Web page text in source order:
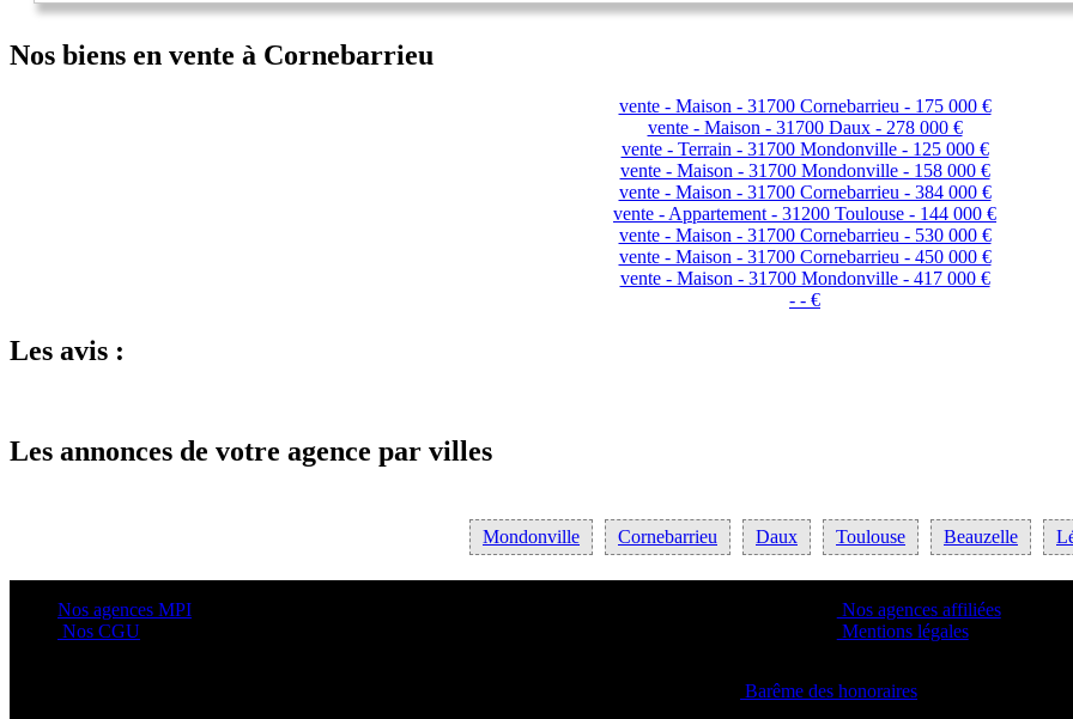
Nos biens en vente à Cornebarrieu
vente - Maison - 31700 Cornebarrieu - 175 000 €
vente - Maison - 31700 Daux - 278 000 €
vente - Terrain - 31700 Mondonville - 125 000 €
vente - Maison - 31700 Mondonville - 158 000 €
vente - Maison - 31700 Cornebarrieu - 384 000 €
vente - Appartement - 31200 Toulouse - 144 000 €
vente - Maison - 31700 Cornebarrieu - 530 000 €
vente - Maison - 31700 Cornebarrieu - 450 000 €
vente - Maison - 31700 Mondonville - 417 000 €
- - €
Les avis :
Les annonces de votre agence par villes
Mondonville Cornebarrieu Daux Toulouse Beauzelle
Nos agences MPI
Nos CGU
Nos agences affiliées
Mentions légales
Barême des honoraires